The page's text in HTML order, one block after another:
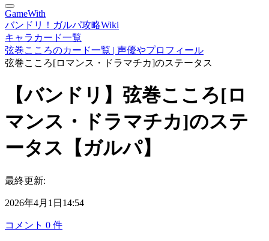
GameWith
バンドリ！ガルパ攻略Wiki
キャラカード一覧
弦巻こころのカード一覧 | 声優やプロフィール
弦巻こころ[ロマンス・ドラマチカ]のステータス
【バンドリ】弦巻こころ[ロ
マンス・ドラマチカ]のステ
ータス【ガルパ】
最終更新:
2026年4月1日14:54
コメント 0 件